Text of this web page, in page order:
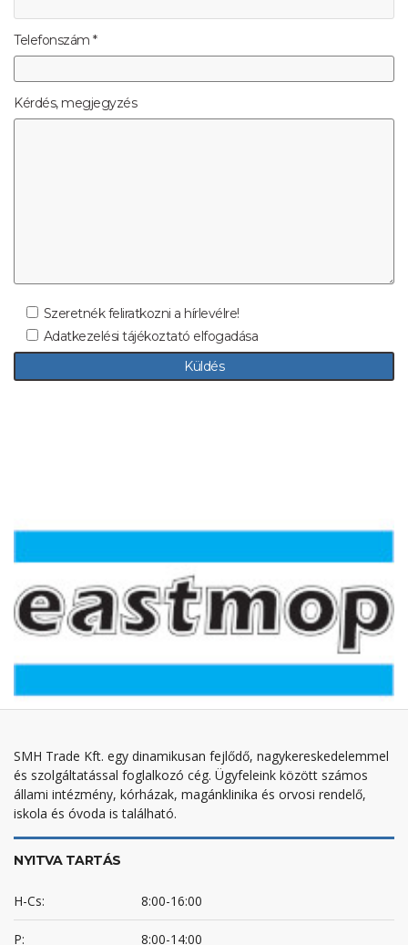
Telefonszám *
Kérdés, megjegyzés
Szeretnék feliratkozni a hírlevélre!
Adatkezelési tájékoztató elfogadása
SMH Trade Kft. egy dinamikusan fejlődő, nagykereskedelemmel
és szolgáltatással foglalkozó cég. Ügyfeleink között számos
állami intézmény, kórházak, magánklinika és orvosi rendelő,
iskola és óvoda is található.
NYITVA TARTÁS
H-Cs: 8:00-16:00
P: 8:00-14:00